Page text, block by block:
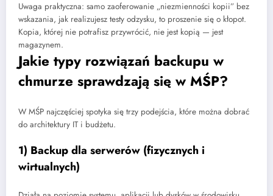
Uwaga praktyczna: samo zaoferowanie „niezmienności kopii” bez
wskazania, jak realizujesz testy odzysku, to proszenie się o kłopot.
Kopia, której nie potrafisz przywrócić, nie jest kopią — jest
magazynem.
Jakie typy rozwiązań backupu w
chmurze sprawdzają się w MŚP?
W MŚP najczęściej spotyka się trzy podejścia, które można dobrać
do architektury IT i budżetu.
1) Backup dla serwerów (fizycznych i
wirtualnych)